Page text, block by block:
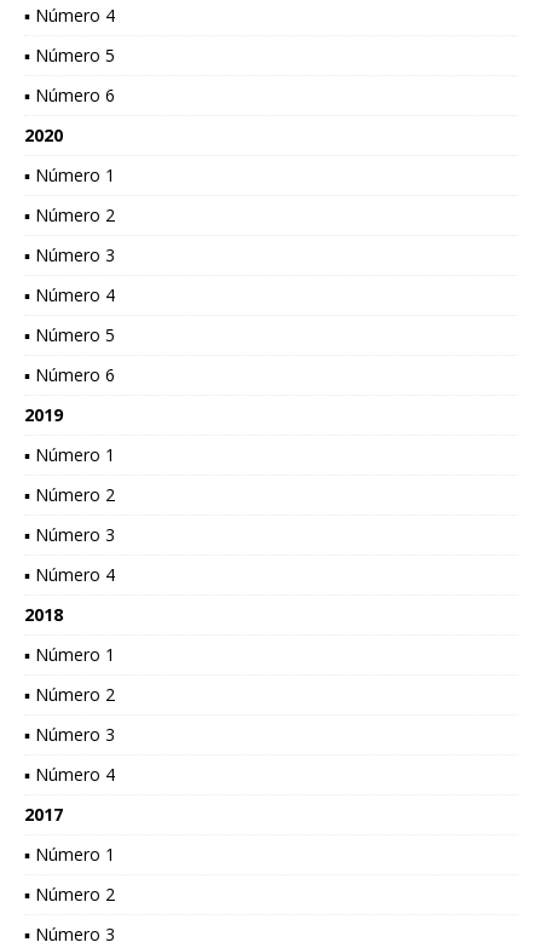
▪ Número 4
▪ Número 5
▪ Número 6
2020
▪ Número 1
▪ Número 2
▪ Número 3
▪ Número 4
▪ Número 5
▪ Número 6
2019
▪ Número 1
▪ Número 2
▪ Número 3
▪ Número 4
2018
▪ Número 1
▪ Número 2
▪ Número 3
▪ Número 4
2017
▪ Número 1
▪ Número 2
▪ Número 3